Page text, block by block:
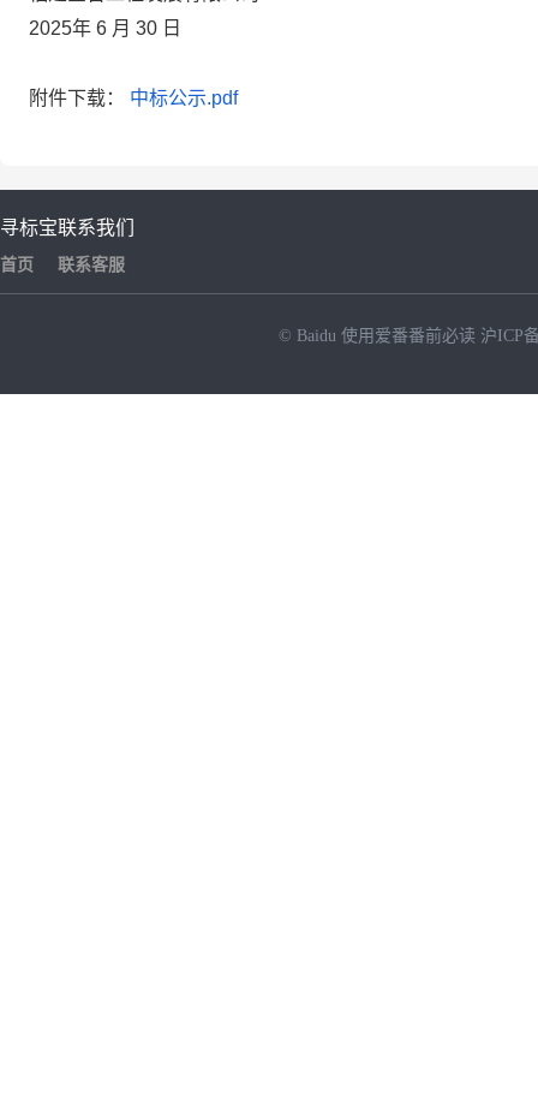
2025年 6 月 30 日
附件下载： 中标公示.pdf
寻标宝
首页
联系我们
联系客服
© Baidu 使用爱番番前必读 沪ICP